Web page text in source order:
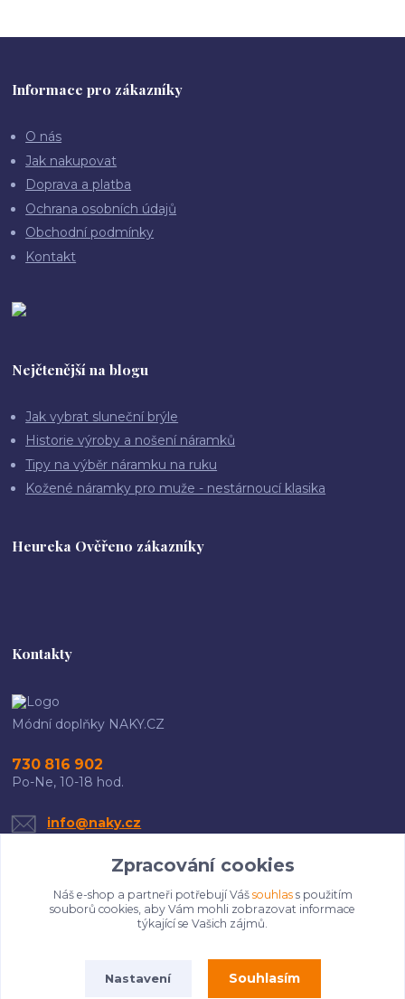
Informace pro zákazníky
O nás
Jak nakupovat
Doprava a platba
Ochrana osobních údajů
Obchodní podmínky
Kontakt
Nejčtenější na blogu
Jak vybrat sluneční brýle
Historie výroby a nošení náramků
Tipy na výběr náramku na ruku
Kožené náramky pro muže - nestárnoucí klasika
Heureka Ověřeno zákazníky
Kontakty
Módní doplňky NAKY.CZ
730 816 902
Po-Ne, 10-18 hod.
info@naky.cz
Upravit sběr cookies.
Zpracování cookies
Náš e-shop a partneři potřebují Váš souhlass použitím
souborů cookies, aby Vám mohli zobrazovat informace
týkající se Vašich zájmů.
Nastavení Souhlasím